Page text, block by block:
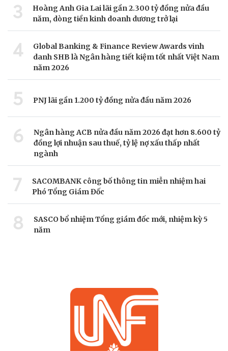
3
Hoàng Anh Gia Lai lãi gần 2.300 tỷ đồng nửa đầu
năm, dòng tiền kinh doanh dương trở lại
4
Global Banking & Finance Review Awards vinh
danh SHB là Ngân hàng tiết kiệm tốt nhất Việt Nam
năm 2026
5 PNJ lãi gần 1.200 tỷ đồng nửa đầu năm 2026
6
Ngân hàng ACB nửa đầu năm 2026 đạt hơn 8.600 tỷ
đồng lợi nhuận sau thuế, tỷ lệ nợ xấu thấp nhất
ngành
7
SACOMBANK công bố thông tin miễn nhiệm hai
Phó Tổng Giám Đốc
8
SASCO bổ nhiệm Tổng giám đốc mới, nhiệm kỳ 5
năm